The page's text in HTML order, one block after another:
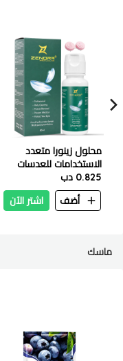
محلول زينورا متعدد
الاستخدامات للعدسات
اللاصقة – 60 مل
0.825 دب
أضف
اشتر الآن
ماسك